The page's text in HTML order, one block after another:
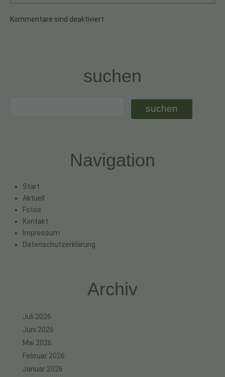
Kommentare sind deaktiviert.
suchen
Navigation
Start
Aktuell
Fotos
Kontakt
Impressum
Datenschutzerklärung
Archiv
Juli 2026
Juni 2026
Mai 2026
Februar 2026
Januar 2026